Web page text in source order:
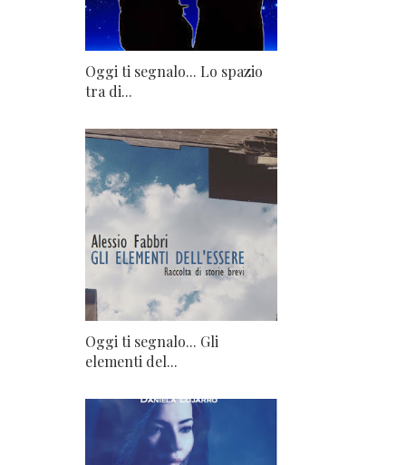
Oggi ti segnalo... Lo spazio
tra di...
Oggi ti segnalo... Gli
elementi del...